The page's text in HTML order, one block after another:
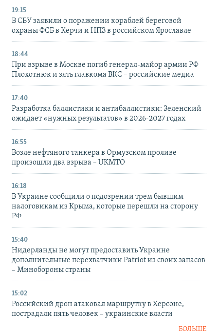
19:15
В СБУ заявили о поражении кораблей береговой
охраны ФСБ в Керчи и НПЗ в российском Ярославле
18:44
При взрыве в Москве погиб генерал-майор армии РФ
Плохотнюк и зять главкома ВКС – российские медиа
17:40
Разработка баллистики и антибаллистики: Зеленский
ожидает «нужных результатов» в 2026-2027 годах
16:55
Возле нефтяного танкера в Ормузском проливе
произошли два взрыва – UKMTO
16:18
В Украине сообщили о подозрении трем бывшим
налоговикам из Крыма, которые перешли на сторону
РФ
15:40
Нидерланды не могут предоставить Украине
дополнительные перехватчики Patriot из своих запасов
– Минобороны страны
15:02
Российский дрон атаковал маршрутку в Херсоне,
пострадали пять человек – украинские власти
БОЛЬШЕ